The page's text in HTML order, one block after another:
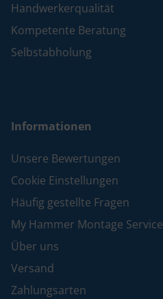
Handwerkerqualität
Kompetente Beratung
Selbstabholung
Informationen
Unsere Bewertungen
Cookie Einstellungen
Häufig gestellte Fragen
My Hammer Montage Service
Über uns
Versand
Zahlungsarten